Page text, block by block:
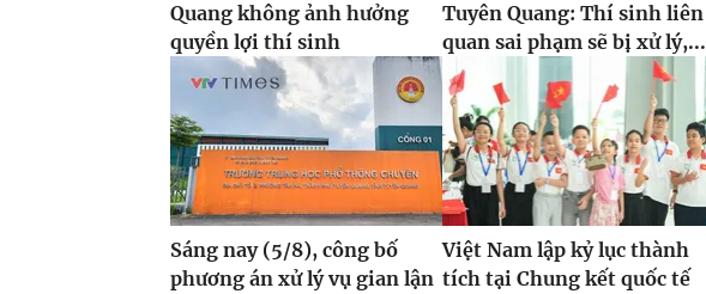
Quang không ảnh hưởng
quyền lợi thí sinh
Tuyên Quang: Thí sinh liên
quan sai phạm sẽ bị xử lý,...
Sáng nay (5/8), công bố
phương án xử lý vụ gian lận
Việt Nam lập kỷ lục thành
tích tại Chung kết quốc tế